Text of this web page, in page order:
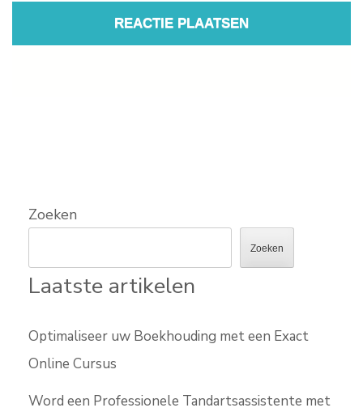
Zoeken
Zoeken
Laatste artikelen
Optimaliseer uw Boekhouding met een Exact
Online Cursus
Word een Professionele Tandartsassistente met